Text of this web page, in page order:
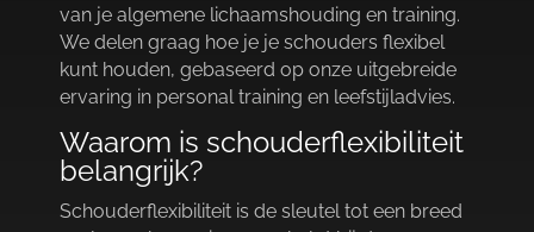
van je algemene lichaamshouding en training.​
We delen graag hoe je je schouders flexibel
kunt houden, gebaseerd op onze uitgebreide
ervaring in personal training en leefstijladvies.​
Waarom is schouderflexibiliteit
belangrijk?
Schouderflexibiliteit is de sleutel tot een breed